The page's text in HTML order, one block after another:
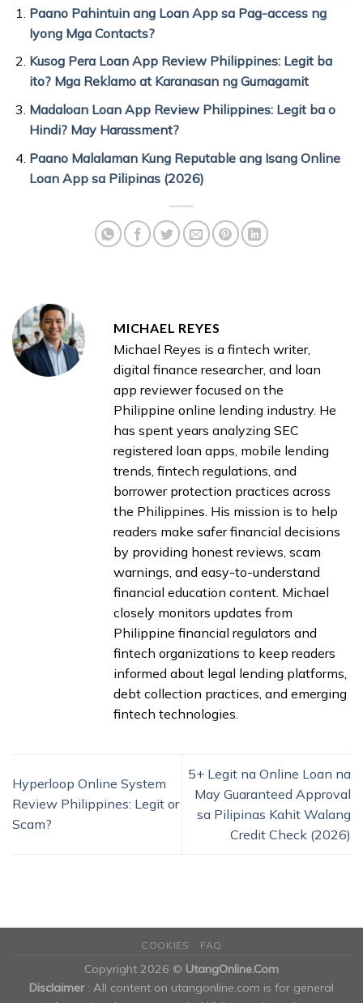
Paano Pahintuin ang Loan App sa Pag-access ng
Iyong Mga Contacts?
Kusog Pera Loan App Review Philippines: Legit ba
ito? Mga Reklamo at Karanasan ng Gumagamit
Madaloan Loan App Review Philippines: Legit ba o
Hindi? May Harassment?
Paano Malalaman Kung Reputable ang Isang Online
Loan App sa Pilipinas (2026)
MICHAEL REYES
Michael Reyes is a fintech writer,
digital finance researcher, and loan
app reviewer focused on the
Philippine online lending industry. He
has spent years analyzing SEC
registered loan apps, mobile lending
trends, fintech regulations, and
borrower protection practices across
the Philippines. His mission is to help
readers make safer financial decisions
by providing honest reviews, scam
warnings, and easy-to-understand
financial education content. Michael
closely monitors updates from
Philippine financial regulators and
fintech organizations to keep readers
informed about legal lending platforms,
debt collection practices, and emerging
fintech technologies.
Hyperloop Online System
Review Philippines: Legit or
Scam?
5+ Legit na Online Loan na
May Guaranteed Approval
sa Pilipinas Kahit Walang
Credit Check (2026)
COOKIES FAQ
Copyright 2026 © UtangOnline.Com
Disclaimer : All content on utangonline.com is for general